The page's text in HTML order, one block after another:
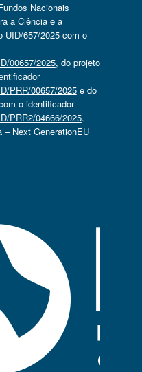
Nacionais
a Ciência e a
UID/657/2025 com o
00657/2025, do projeto
PRR/00657/2025e do
o identificador
PRR2/04666/2025.
– Next GenerationEU